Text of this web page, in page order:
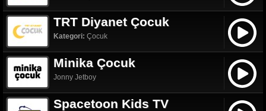
TRT Diyanet Çocuk
Kategori: Çocuk
Minika Çocuk
Jonny Jetboy
Spacetoon Kids TV